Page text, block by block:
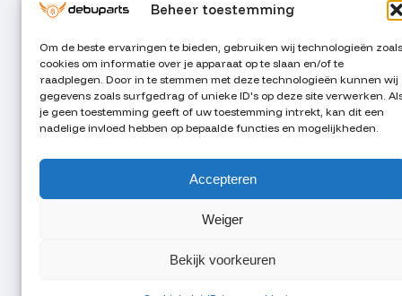
Beheer toestemming
Om de beste ervaringen te bieden, gebruiken wij technologieën zoals
cookies om informatie over je apparaat op te slaan en/of te
raadplegen. Door in te stemmen met deze technologieën kunnen wij
gegevens zoals surfgedrag of unieke ID's op deze site verwerken.
je geen toestemming geeft of uw toestemming intrekt, kan dit een
nadelige invloed hebben op bepaalde functies en mogelijkheden.
Accepteren
Weiger
Bekijk voorkeuren
053 - 234 00 90
info@debuparts.nl